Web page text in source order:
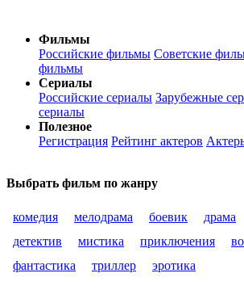
Фильмы
Российские фильмы Советские
фильмы
Сериалы
Российские сериалы Зарубежные
сериалы
Полезное
Регистрация Рейтинг актеров
Выбрать фильм по жанру
комедия мелодрама боевик драма
детектив
мистика приключения
фантастика
триллер эротика